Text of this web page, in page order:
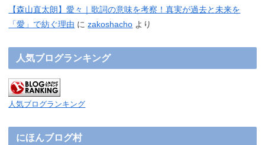
【森山直太朗】愛々｜歌詞の意味を考察！真実が過去と未来を
「愛」で紡ぐ理由 にzakoshacho より
人気ブログランキング
人気ブログランキング
にほんブログ村